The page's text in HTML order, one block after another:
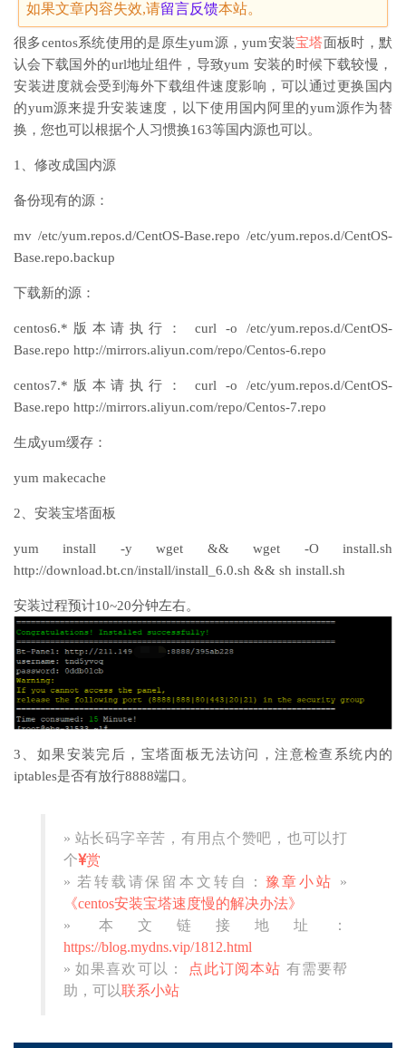
如果文章内容失效,请留言反馈本站。
很多centos系统使用的是原生yum源，yum安装宝塔面板时，默
认会下载国外的url地址组件，导致yum 安装的时候下载较慢，
安装进度就会受到海外下载组件速度影响，可以通过更换国内
的yum源来提升安装速度，以下使用国内阿里的yum源作为替
换，您也可以根据个人习惯换163等国内源也可以。
1、修改成国内源
备份现有的源：
mv /etc/yum.repos.d/CentOS-Base.repo /etc/yum.repos.d/CentOS-
Base.repo.backup
下载新的源：
centos6.*版本请执行： curl -o /etc/yum.repos.d/CentOS-
Base.repo http://mirrors.aliyun.com/repo/Centos-6.repo
centos7.*版本请执行： curl -o /etc/yum.repos.d/CentOS-
Base.repo http://mirrors.aliyun.com/repo/Centos-7.repo
生成yum缓存：
yum makecache
2、安装宝塔面板
yum install -y wget && wget -O install.sh
http://download.bt.cn/install/install_6.0.sh && sh install.sh
安装过程预计10~20分钟左右。
3、如果安装完后，宝塔面板无法访问，注意检查系统内的
iptables是否有放行8888端口。
» 站长码字辛苦，有用点个赞吧，也可以打
个 赏
» 若转载请保留本文转自： 豫章小站
»
《centos安装宝塔速度慢的解决办法》
» 本文链接地址：
https://blog.mydns.vip/1812.html
» 如果喜欢可以：
点此订阅本站 有需要帮
助，可以联系小站